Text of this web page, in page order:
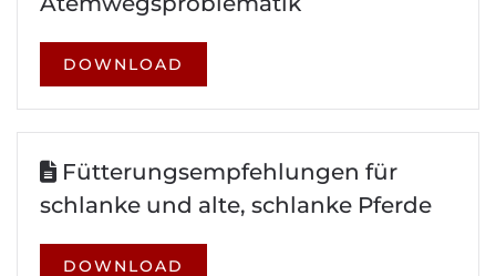
DOWNLOAD
Fütterungsempfehlungen für
schlanke und alte, schlanke Pferde
DOWNLOAD